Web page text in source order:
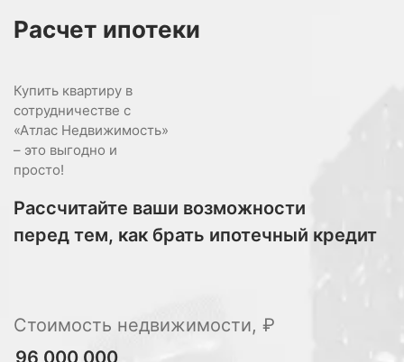
Расчет ипотеки
Купить квартиру в
сотрудничестве с
«Атлас Недвижимость»
– это выгодно и
просто!
Рассчитайте ваши возможности
перед тем, как брать ипотечный кредит
Стоимость недвижимости, ₽